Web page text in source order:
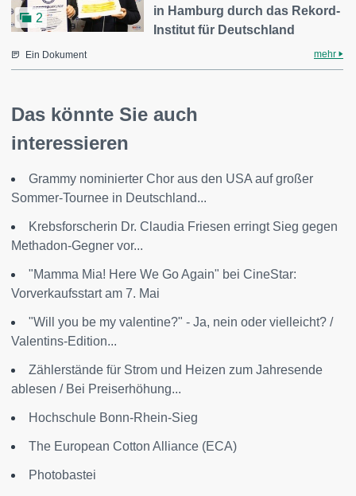
2
in Hamburg durch das Rekord-
Institut für Deutschland
Ein Dokument mehr
Das könnte Sie auch
interessieren
Grammy nominierter Chor aus den USA auf großer
Sommer-Tournee in Deutschland...
Krebsforscherin Dr. Claudia Friesen erringt Sieg gegen
Methadon-Gegner vor...
"Mamma Mia! Here We Go Again" bei CineStar:
Vorverkaufsstart am 7. Mai
"Will you be my valentine?" - Ja, nein oder vielleicht? /
Valentins-Edition...
Zählerstände für Strom und Heizen zum Jahresende
ablesen / Bei Preiserhöhung...
Hochschule Bonn-Rhein-Sieg
The European Cotton Alliance (ECA)
Photobastei